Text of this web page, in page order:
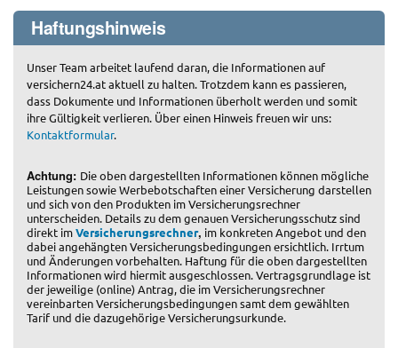
Haftungshinweis
Unser Team arbeitet laufend daran, die Informationen auf
versichern24.at aktuell zu halten. Trotzdem kann es passieren,
dass Dokumente und Informationen überholt werden und somit
ihre Gültigkeit verlieren. Über einen Hinweis freuen wir uns:
Kontaktformular.
Achtung: Die oben dargestellten Informationen können mögliche
Leistungen sowie Werbebotschaften einer Versicherung darstellen
und sich von den Produkten im Versicherungsrechner
unterscheiden. Details zu dem genauen Versicherungsschutz sind
direkt imVersicherungsrechner, im konkreten Angebot und den
dabei angehängten Versicherungsbedingungen ersichtlich. Irrtum
und Änderungen vorbehalten. Haftung für die oben dargestellten
Informationen wird hiermit ausgeschlossen. Vertragsgrundlage ist
der jeweilige (online) Antrag, die im Versicherungsrechner
vereinbarten Versicherungsbedingungen samt dem gewählten
Tarif und die dazugehörige Versicherungsurkunde.